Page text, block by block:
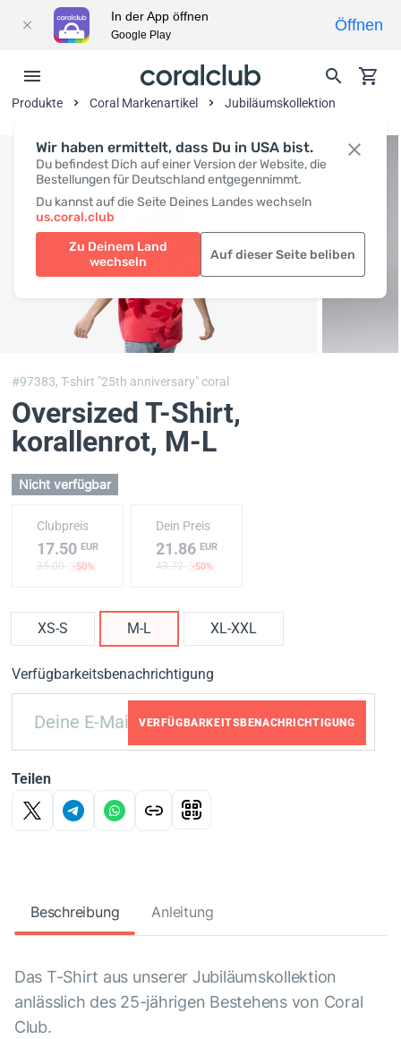
Wir haben ermittelt, dass Du in USA bist.
Du befindest Dich auf einer Version der Website, die
Bestellungen für Deutschland entgegennimmt.
Du kannst auf die Seite Deines Landes wechseln
us.coral.club
Zu Deinem Land
wechseln
Auf dieser Seite beliben
Produkte Coral Markenartikel Jubiläumskollektion
#97383,T-shirt "25th anniversary" coral
Oversized T-Shirt,
korallenrot, M-L
Nicht verfügbar
Clubpreis
17.50 EUR
35.00 -50%
Dein Preis
21.86EUR
43.72 -50%
XS-S M-L XL-XXL
Verfügbarkeitsbenachrichtigung
VERFÜGBARKEITSBENACHRICHTIGUNG
Teilen
Beschreibung Anleitung
Das T-Shirt aus unserer Jubiläumskollektion
anlässlich des 25-jährigen Bestehens von Coral
Club.
In der App öffnen
Google Play
Öffnen